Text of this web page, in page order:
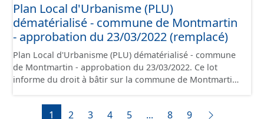
administratives, le rapport de présentation, le PADD, le
règlement (à l'exception des plans de zonages), les
annexes, les orientations d'aménagement et les données
géographiques. Malgré l'attention portée à la création
de ces données, il est rappelé que seuls les documents
papier font foi et sont opposables d'un point de vue
juridique.
Plan Local d'Urbanisme (PLU)
dématérialisé - commune de Montmartin
- approbation du 23/03/2022 (remplacé)
Plan Local d'Urbanisme (PLU) dématérialisé - commune
de Montmartin - approbation du 23/03/2022. Ce lot
informe du droit à bâtir sur la commune de Montmartin.
prescriptions nationales du CNIG et contient les pièces
administratives, le rapport de présentation, le PADD, le
1 2 3 4 5 ... 8 9